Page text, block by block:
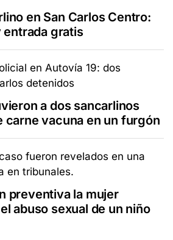
en San Carlos Centro:
gratis
a dos sancarlinos
carne vacuna en un furgón
preventiva la mujer
abuso sexual de un niño